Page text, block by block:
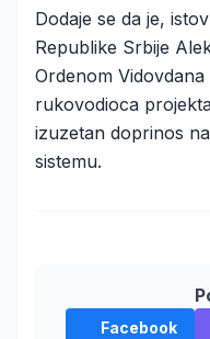
Dodaje se da je,
Republike Srbije
Ordenom
rukovodioca
izuzetan doprinos
sistemu.
Facebook